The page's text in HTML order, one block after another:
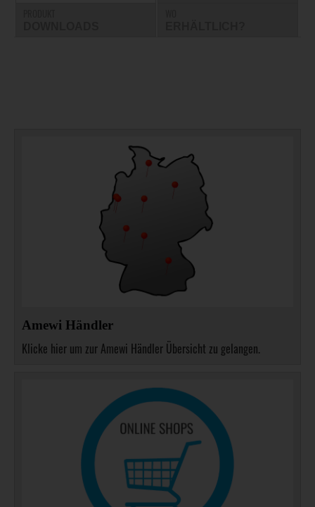
Amewi Händler
Klicke hier um zur Amewi Händler Übersicht zu gelangen.